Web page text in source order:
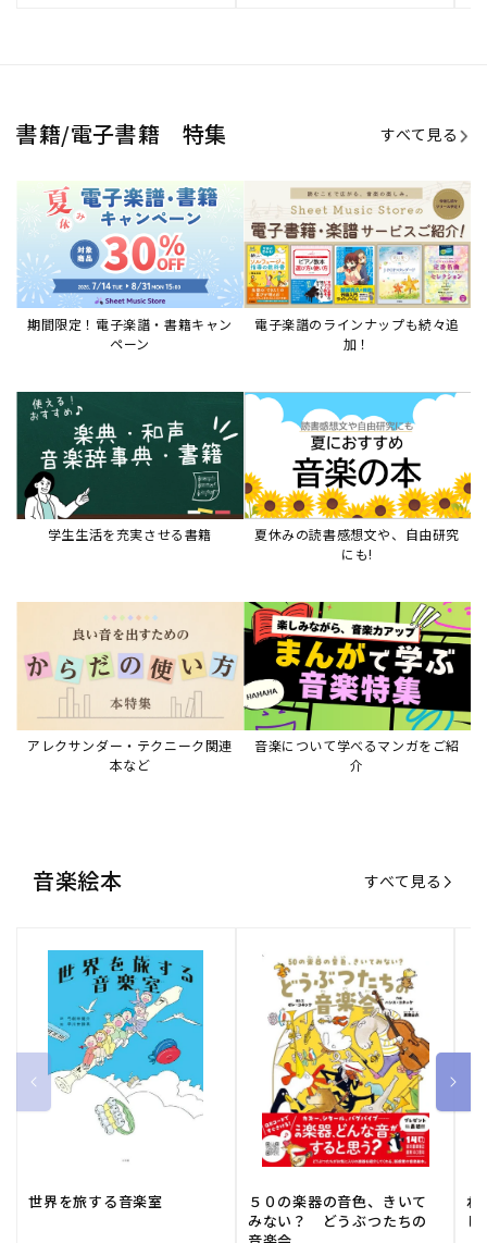
書籍/電子書籍 特集 すべて見る
期間限定！電子楽譜・書籍キャン
ペーン
電子楽譜のラインナップも続々追
加！
学生生活を充実させる書籍
夏休みの読書感想文や、自由研究
にも!
アレクサンダー・テクニーク関連
本など
音楽について学べるマンガをご紹
介
音楽絵本 すべて見る
世界を旅する音楽室
５０の楽器の音色、きいて
みない？ どうぶつたちの
ね